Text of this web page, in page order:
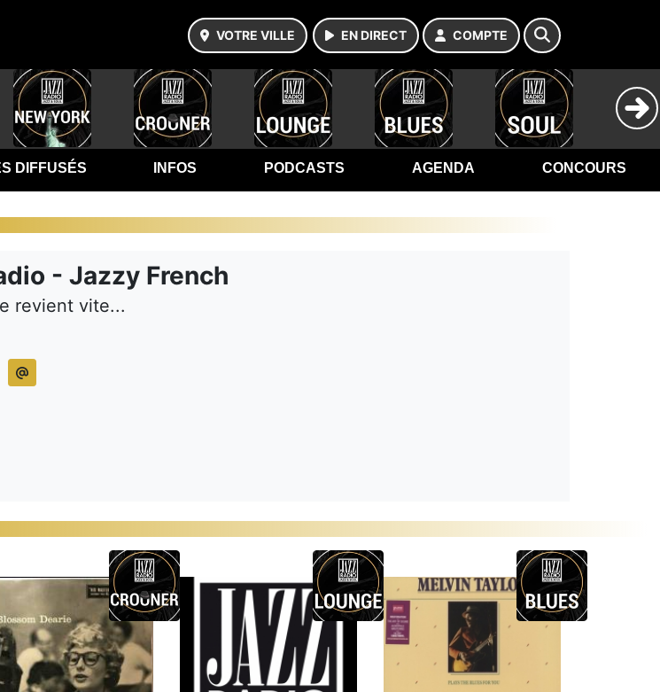
VOTRE VILLE EN DIRECT COMPTE
DIFFUSÉS INFOS PODCASTS AGENDA CONCOURS
- Jazzy French
revient vite...